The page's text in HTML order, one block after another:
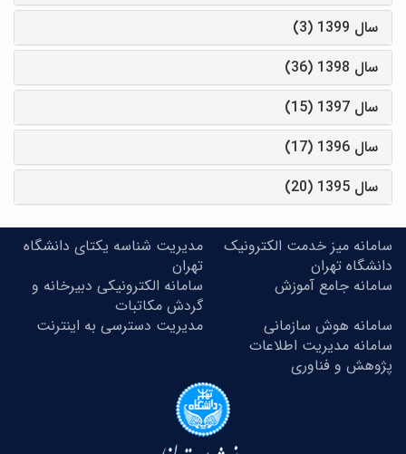
سال 1399 (3)
سال 1398 (36)
سال 1397 (15)
سال 1396 (17)
سال 1395 (20)
سامانه میز خدمت الکترونیک
دانشگاه تهران
مدیریت شناسه یکتای دانشگاه
تهران
سامانه جامع آموزش
سامانه الکترونیکی دبیرخانه و
گردش مکاتبات
سامانه هوش سازمانی
مدیریت دسترسی به اینترنت
سامانه مدیریت اطلاعات
پژوهش و فناوری